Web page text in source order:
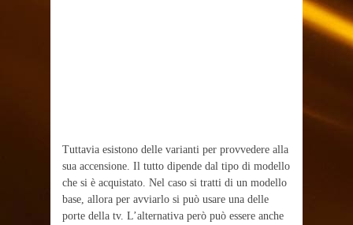
Tuttavia esistono delle varianti per provvedere alla
sua accensione. Il tutto dipende dal tipo di modello
che si è acquistato. Nel caso si tratti di un modello
base, allora per avviarlo si può usare una delle
porte della tv. L’alternativa però può essere anche